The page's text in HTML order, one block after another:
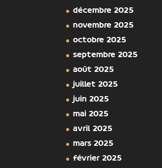
décembre 2025
novembre 2025
octobre 2025
septembre 2025
août 2025
juillet 2025
juin 2025
mai 2025
avril 2025
mars 2025
février 2025